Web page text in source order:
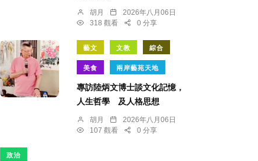
胡月
2026年八月06日
318 觀看
0 分享
藝文 文教 綜合
美食 兩岸藝苑天地
專訪陸炳文博士談文化記憶，
人生哲學 及人格思想
胡月
2026年八月06日
107 觀看
0 分享
政治